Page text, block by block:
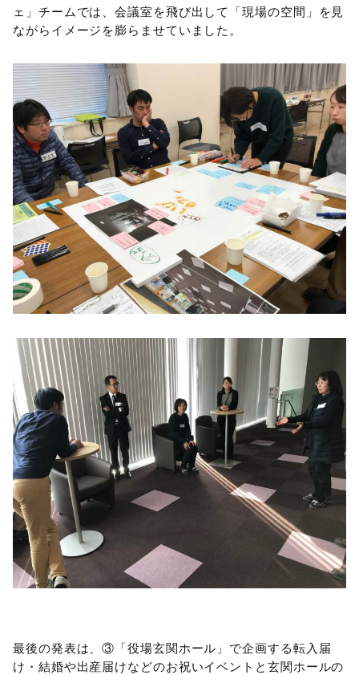
ェ」チームでは、会議室を飛び出して「現場の空間」を見
ながらイメージを膨らませていました。
最後の発表は、③「役場玄関ホール」で企画する転入届
け・結婚や出産届けなどのお祝いイベントと玄関ホールの